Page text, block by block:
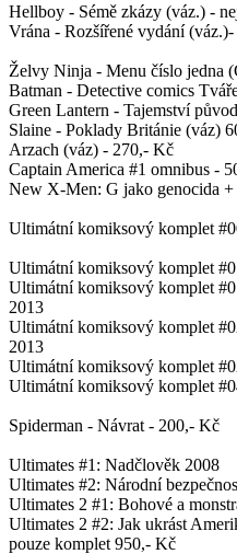
Hellboy - Sémě zkázy (váz.) -
Vrána - Rozšířené vydání
Želvy Ninja - Menu číslo jedna
Batman - Detective comics
Green Lantern - Tajemství
Slaine - Poklady Británie (váz)
Arzach (váz) - 270,- Kč
Captain America #1 omnibus -
New X-Men: G jako genocida
Ultimátní komiksový komplet
Ultimátní komiksový komplet
Ultimátní komiksový komplet
2013
Ultimátní komiksový komplet
2013
Ultimátní komiksový komplet
Ultimátní komiksový komplet
Spiderman - Návrat - 200,- Kč
Ultimates #1: Nadčlověk 2008
Ultimates #2: Národní
Ultimates 2 #1: Bohové a
Ultimates 2 #2: Jak ukrást
pouze komplet 950,- Kč